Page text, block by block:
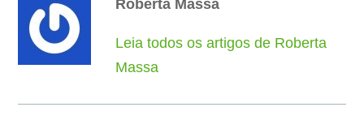
Roberta Massa
Leia todos os artigos de Roberta
Massa